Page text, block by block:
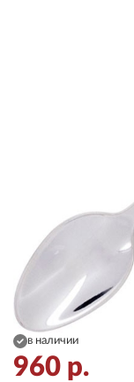
в наличии
960 р.